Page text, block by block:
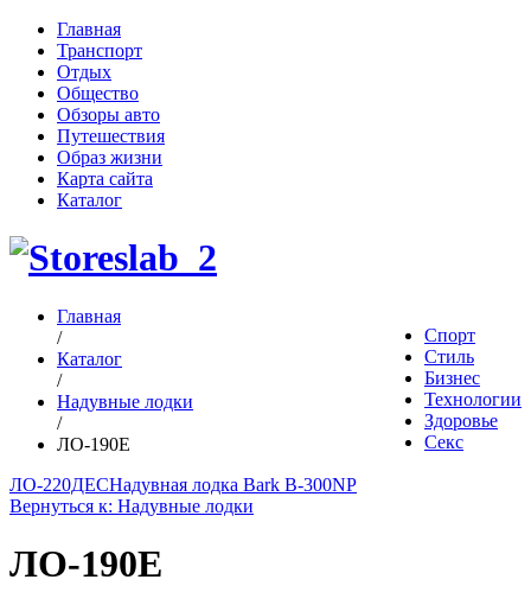
Главная
Транспорт
Отдых
Общество
Обзоры авто
Путешествия
Образ жизни
Карта сайта
Каталог
Спорт
Стиль
Бизнес
Технологии
Здоровье
Секс
Главная
/
Каталог
/
Надувные лодки
/
ЛО-190Е
ЛО-220ДЕСНадувная лодка Bark B-300NP
Вернуться к: Надувные лодки
ЛО-190Е